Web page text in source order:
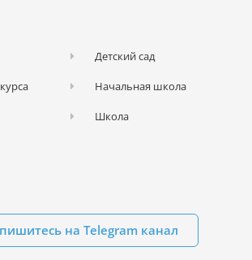
Детский сад
Начальная школа
Школа
на Telegram канал